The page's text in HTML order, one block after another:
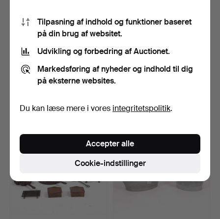
fugle, 2 stk., patinere…
zink, 1900-tallet.
Tilpasning af indhold og funktioner baseret
på din brug af websitet.
Udvikling og forbedring af Auctionet.
Markedsføring af nyheder og indhold til dig
på eksterne websites.
Du kan læse mere i vores integritetspolitik.
Cookie-indstillinger
Accepter alle